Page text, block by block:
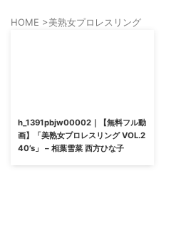
HOME >美熟女プロレスリング
h_1391pbjw00002｜【無料フル動
画】「美熟女プロレスリング VOL.2
40’s」 – 相葉雪菜 西方ひな子